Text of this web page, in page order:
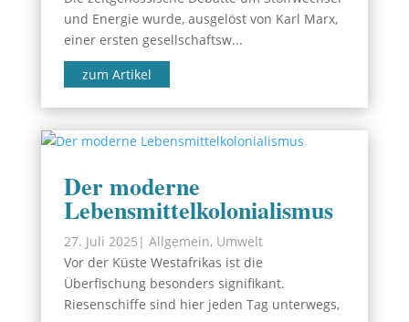
und Energie wurde, ausgelöst von Karl Marx,
einer ersten gesellschaftsw...
zum Artikel
Der moderne
Lebensmittelkolonialismus
27. Juli 2025 | Allgemein, Umwelt
Vor der Küste Westafrikas ist die
Überfischung besonders signifikant.
Riesenschiffe sind hier jeden Tag unterwegs,